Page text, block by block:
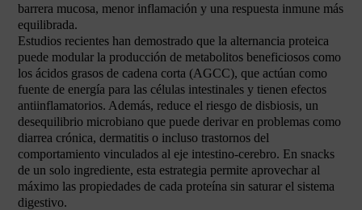
barrera mucosa, menor inflamación y una respuesta inmune más
equilibrada.
Estudios recientes han demostrado que la alternancia proteica
puede modular la producción de metabolitos beneficiosos como
los ácidos grasos de cadena corta (AGCC), que actúan como
fuente de energía para las células intestinales y tienen efectos
antiinflamatorios. Además, reduce el riesgo de disbiosis, un
desequilibrio microbiano que puede derivar en problemas como
diarrea crónica, dermatitis o incluso trastornos del
comportamiento vinculados al eje intestino-cerebro. En snacks
de un solo ingrediente, esta estrategia permite aprovechar al
máximo las propiedades de cada proteína sin saturar el sistema
digestivo.